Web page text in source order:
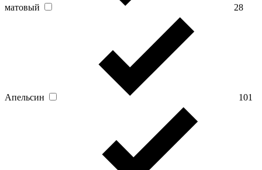
матовый 28
Апельсин 101